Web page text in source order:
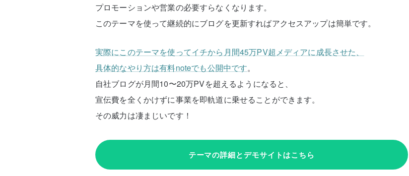
プロモーションや営業の必要すらなくなります。
このテーマを使って継続的にブログを更新すればアクセスアップは簡単です。
実際にこのテーマを使ってイチから月間45万PV超メディアに成長させた、
具体的なやり方は有料noteでも公開中です。
自社ブログが月間10〜20万PVを超えるようになると、
宣伝費を全くかけずに事業を即軌道に乗せることができます。
その威力は凄まじいです！
テーマの詳細とデモサイトはこちら